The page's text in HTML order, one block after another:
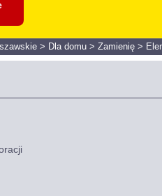
> Dla domu > Zamienię >